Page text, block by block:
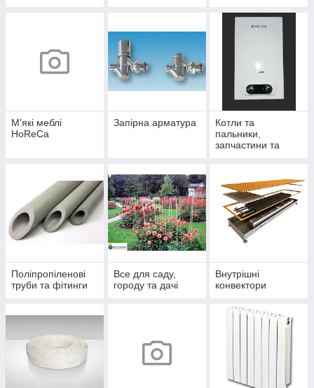
М'які меблі
HoReCa
Запірна арматура
Котли та
пальники,
запчастини та
Поліпропіленові
труби та фітинги
Все для саду,
городу та дачі
Внутрішні
конвектори